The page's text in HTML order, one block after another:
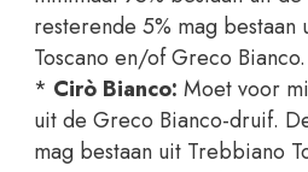
resterende 5% mag bestaan
Toscano en/of Greco Bianco.
* Cirò Bianco: Moet voor
uit de Greco Bianco-druif.
mag bestaan uit Trebbiano